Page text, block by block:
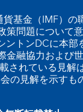
基金（IMF）の
策問題について
ントンDCに本
金融協力および
されている見解
の見解を示すも